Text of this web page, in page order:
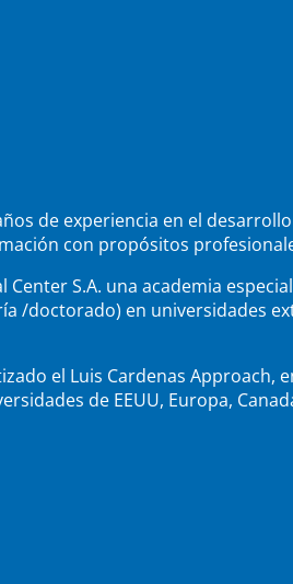
de experiencia en el
con propósitos
S.A. una academia
doctorado) en universidades
el Luis Cardenas Approach,
de EEUU, Europa,